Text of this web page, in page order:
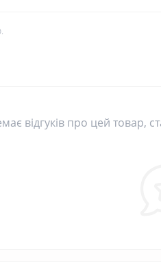
відгуків про цей товар,